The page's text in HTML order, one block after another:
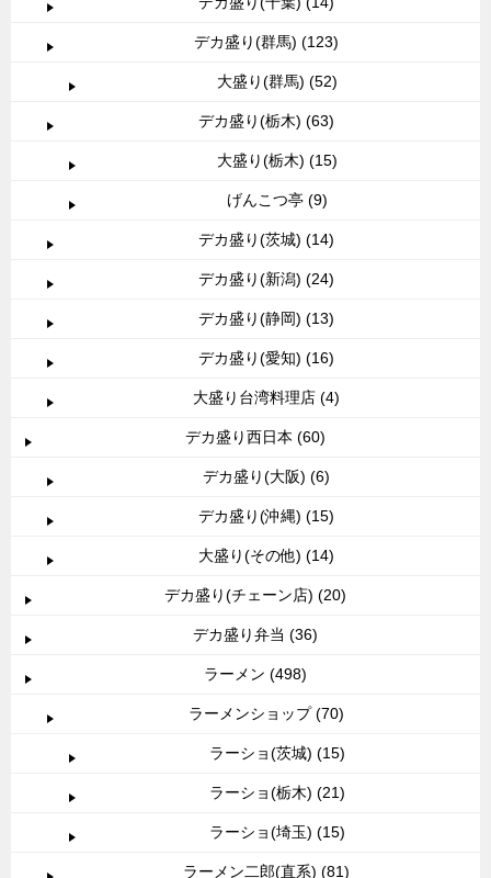
デカ盛り(群馬) (123)
大盛り(群馬) (52)
デカ盛り(栃木) (63)
大盛り(栃木) (15)
げんこつ亭 (9)
デカ盛り(茨城) (14)
デカ盛り(新潟) (24)
デカ盛り(静岡) (13)
デカ盛り(愛知) (16)
大盛り台湾料理店 (4)
デカ盛り西日本 (60)
デカ盛り(大阪) (6)
デカ盛り(沖縄) (15)
大盛り(その他) (14)
デカ盛り(チェーン店) (20)
デカ盛り弁当 (36)
ラーメン (498)
ラーメンショップ (70)
ラーショ(茨城) (15)
ラーショ(栃木) (21)
ラーショ(埼玉) (15)
ラーメン二郎(直系) (81)